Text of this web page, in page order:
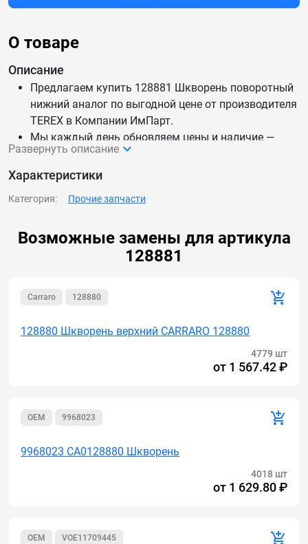
Возможные замены для артикула
128881
Carraro 128880
128880 Шкворень верхний CARRARO 128880
4779 шт
от 1 567.42 ₽
OEM 9968023
9968023 CA0128880 Шкворень
4018 шт
от 1 629.80 ₽
OEM VOE11709445
О товаре
Описание
Предлагаем купить 128881 Шкворень поворотный
нижний аналог по выгодной цене от производителя
TEREX в Компании ИмПарт.
Мы каждый день обновляем цены и наличие —
данные актуальны.
Доставим 128881 Шкворень поворотный нижний
аналог по России и СНГ.
Развернуть описание
Характеристики
Категория: Прочие запчасти